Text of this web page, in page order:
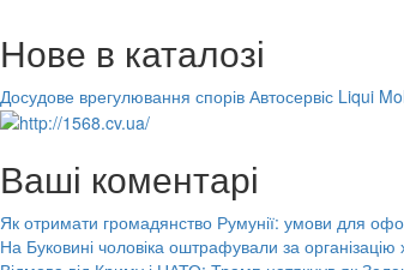
Нове в каталозі
Досудове врегулювання спорів Автосервіс Liqui
Ваші коментарі
Як отримати громадянство Румунії: умови для
На Буковині чоловіка оштрафували за